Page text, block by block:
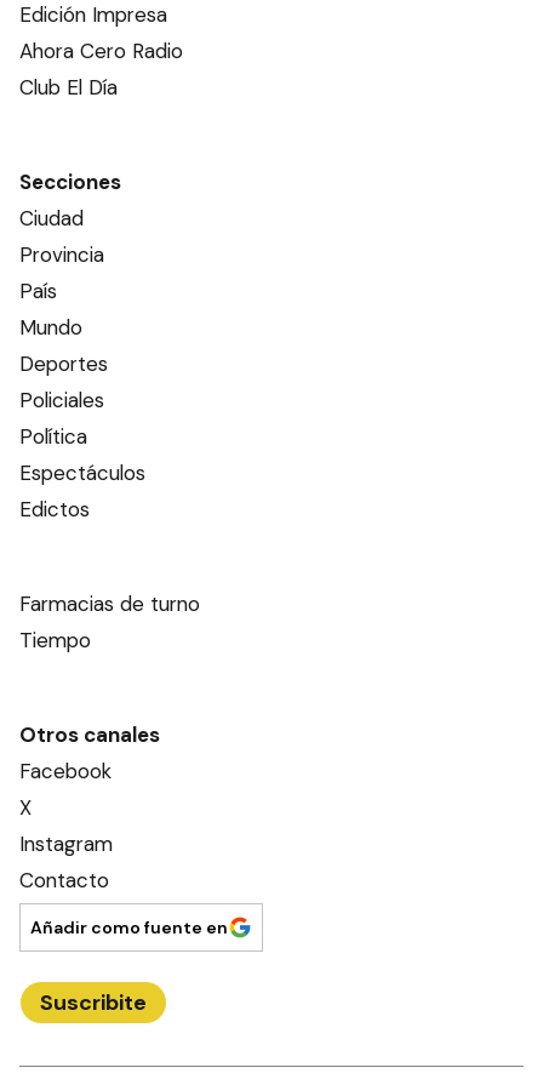
Edición Impresa
Ahora Cero Radio
Club El Día
Secciones
Ciudad
Provincia
País
Mundo
Deportes
Policiales
Política
Espectáculos
Edictos
Farmacias de turno
Tiempo
Otros canales
Facebook
X
Instagram
Contacto
Añadir como fuente en
Suscribite